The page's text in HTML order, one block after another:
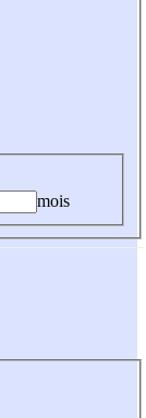
mois